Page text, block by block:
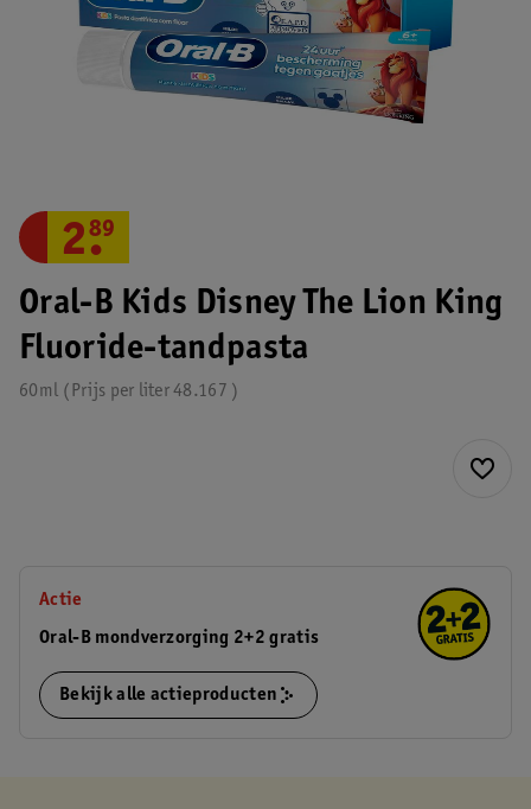
Oral-B Kids Disney The Lion King
Fluoride-tandpasta
60ml 48.167
Prijs per liter
2.
89
Actie
Oral-B mondverzorging 2+2 gratis
Bekijk alle actieproducten